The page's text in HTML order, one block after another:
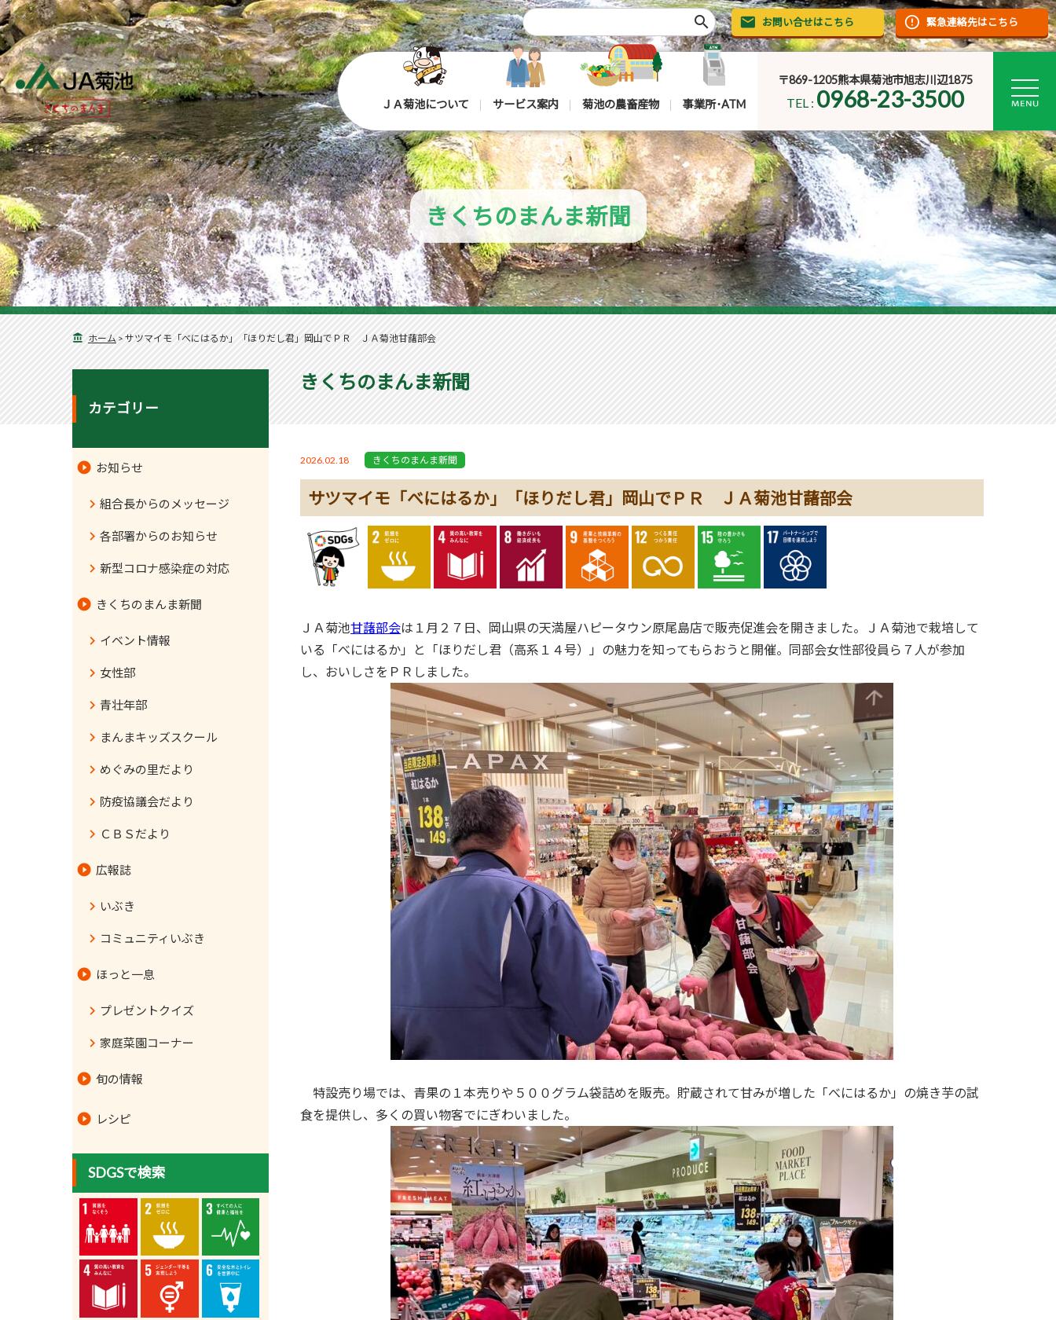
search お問い合せはこちら 緊急連絡先はこちら
ＪＡ菊池について サービス案内 菊池の農畜産物 事業所･ATM
〒869-1205熊本県菊池市旭志川辺1875
TEL : 0968-23-3500
きくちのまんま新聞
ホーム > サツマイモ「べにはるか」「ほりだし君」岡山でＰＲ ＪＡ菊池甘藷部会
きくちのまんま新聞
2026.02.18 きくちのまんま新聞
サツマイモ「べにはるか」「ほりだし君」岡山でＰＲ ＪＡ菊池甘藷部会
ＪＡ菊池甘藷部会は１月２７日、岡山県の天満屋ハピータウン原尾島店で販売促進会を開きました。ＪＡ菊池で栽培して
いる「べにはるか」と「ほりだし君（高系１４号）」の魅力を知ってもらおうと開催。同部会女性部役員ら７人が参加
し、おいしさをＰＲしました。
特設売り場では、青果の１本売りや５００グラム袋詰めを販売。貯蔵されて甘みが増した「べにはるか」の焼き芋の試
食を提供し、多くの買い物客でにぎわいました。
カテゴリー
お知らせ
組合長からのメッセージ
各部署からのお知らせ
新型コロナ感染症の対応
きくちのまんま新聞
イベント情報
女性部
青壮年部
まんまキッズスクール
めぐみの里だより
防疫協議会だより
ＣＢＳだより
広報誌
いぶき
コミュニティいぶき
ほっと一息
プレゼントクイズ
家庭菜園コーナー
旬の情報
レシピ
SDGSで検索